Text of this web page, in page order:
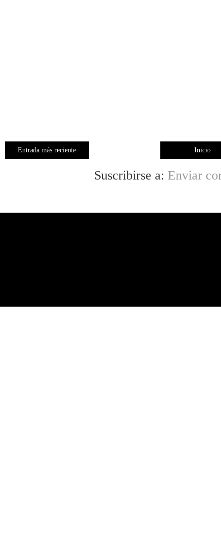
Entrada más reciente Inicio
Suscribirse a: Enviar